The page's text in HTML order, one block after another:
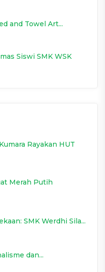
and Towel Art...
Siswi SMK WSK
Rayakan HUT
Merah Putih
SMK Werdhi Sila...
dan...